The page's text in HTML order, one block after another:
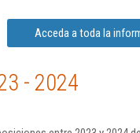
Acceda a toda la
- 2024